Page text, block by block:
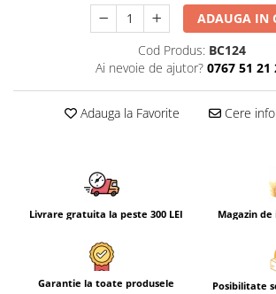
ADAUGA IN
Cod Produs: BC124
Ai nevoie de ajutor? 0767 51 21
Adauga la Favorite Cere
Livrare gratuita la peste 300 LEI Magazin
Garantie la toate produsele Posibilitate